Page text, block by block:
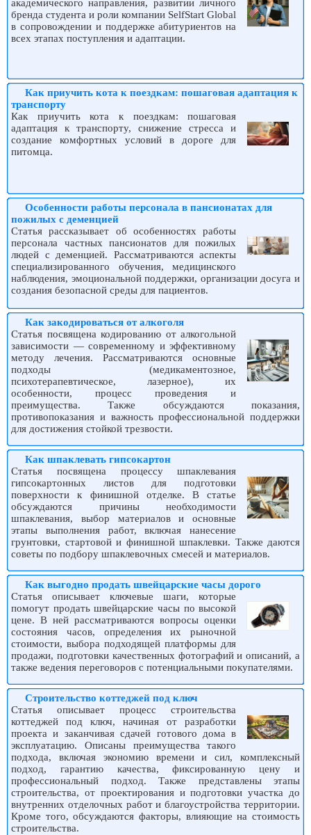
академического направления, развитии личного
бренда студента и роли компании SelfStart Global
в сопровождении и поддержке абитуриентов на
всех этапах поступления и адаптации.
Как приучить кота к поездкам: пошаговая адаптация к
транспорту
Как приучить кота к поездкам: пошаговая
адаптация к транспорту, снижение стресса и
создание комфортных условий в дороге для
питомца.
Особенности работы персонала в пансионатах для
пожилых с деменцией
Статья рассказывает об особенностях работы
персонала частных пансионатов для пожилых
людей с деменцией. Рассматриваются аспекты
специализированного обучения, медицинского
наблюдения, эмоциональной поддержки, организации досуга и
создания безопасной среды для пациентов.
Как закодироваться от алкоголя
Статья посвящена кодированию от алкогольной
зависимости — современному и эффективному
методу лечения. Рассматриваются основные
подходы (медикаментозное,
психотерапевтическое, лазерное), их
особенности, процесс проведения и
преимущества. Также обсуждаются показания,
противопоказания и важность профессиональной поддержки
для достижения стойкой трезвости.
Как шпаклевать гипсокартон
Статья посвящена процессу шпаклевания
гипсокартонных листов для подготовки
поверхности к финишной отделке. В статье
обсуждаются причины необходимости
шпаклевания, выбор материалов и основные
этапы выполнения работ, включая нанесение
грунтовки, стартовой и финишной шпаклевки. Также даются
советы по подбору шпаклевочных смесей и материалов.
Как выгодно продать швейцарские часы дорого
Статья описывает ключевые шаги, которые
помогут продать швейцарские часы по высокой
цене. В ней рассматриваются вопросы оценки
состояния часов, определения их рыночной
стоимости, выбора подходящей платформы для
продажи, подготовки качественных фотографий и описаний, а
также ведения переговоров с потенциальными покупателями.
Строительство коттеджей под ключ
Статья описывает процесс строительства
коттеджей под ключ, начиная от разработки
проекта и заканчивая сдачей готового дома в
эксплуатацию. Описаны преимущества такого
подхода, включая экономию времени и сил, комплексный
подход, гарантию качества, фиксированную цену и
профессиональный подход. Также представлены этапы
строительства, от проектирования и подготовки участка до
внутренних отделочных работ и благоустройства территории.
Кроме того, обсуждаются факторы, влияющие на стоимость
строительства.